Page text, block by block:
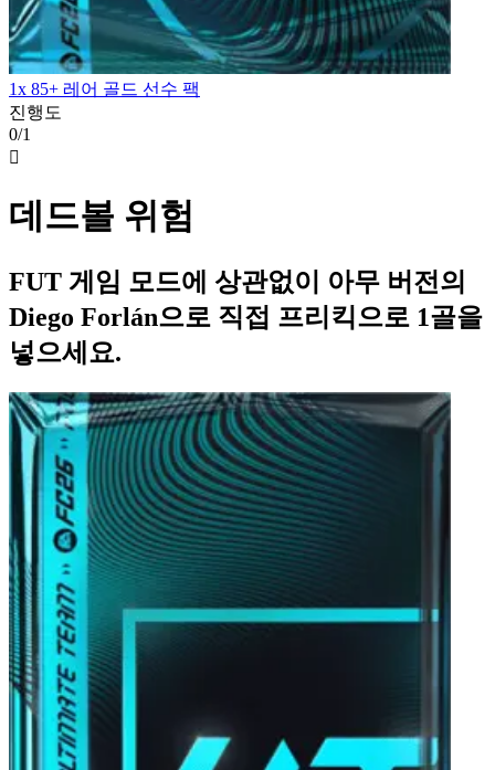
1x 85+ 레어 골드 선수 팩
진행도
0/1

데드볼 위험
FUT 게임 모드에 상관없이 아무 버전의
Diego Forlán으로 직접 프리킥으로 1골을
넣으세요.